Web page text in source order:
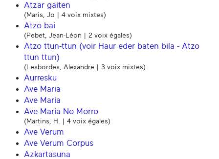
Atzar gaiten
(Maris, Jo | 4 voix mixtes)
Atzo bai
(Pebet, Jean-Léon | 2 voix égales)
Atzo ttun-ttun (voir Haur eder baten bila - Atzo
ttun ttun)
(Lesbordes, Alexandre | 3 voix mixtes)
Aurresku
Ave Maria
Ave Maria
Ave Maria No Morro
(Martins, H. | 4 voix égales)
Ave Verum
Ave Verum Corpus
Azkartasuna